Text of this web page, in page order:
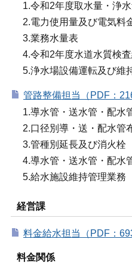
1.令和2年度取水量・浄
2.電力使用量及び電気料
3.業務水量表
4.令和2年度水道水質検
5.浄水場設備運転及び維
管路整備担当（PDF：
1.導水管・送水管・配水
2.口径別導・送・配水管
3.管種別延長及び消火栓
4.導水管・送水管・配水
5.給水施設維持管理業務
経営課
料金給水担当（PDF：
料金関係